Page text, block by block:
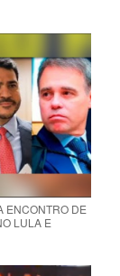
ENCONTRO DE
LULA E